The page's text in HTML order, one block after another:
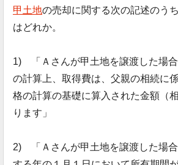
甲土地の売却に関する次の記述のう
はどれか。
1) 「Ａさんが甲土地を譲渡した場
の計算上、取得費は、父親の相続に
格の計算の基礎に算入された金額（
ります」
2) 「Ａさんが甲土地を譲渡した場